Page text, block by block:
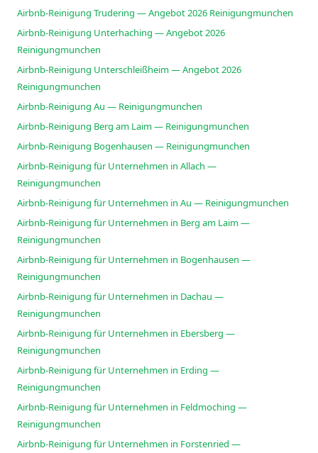
Airbnb-Reinigung Trudering — Angebot 2026 Reinigungmunchen
Airbnb-Reinigung Unterhaching — Angebot 2026
Reinigungmunchen
Airbnb-Reinigung Unterschleißheim — Angebot 2026
Reinigungmunchen
Airbnb-Reinigung Au — Reinigungmunchen
Airbnb-Reinigung Berg am Laim — Reinigungmunchen
Airbnb-Reinigung Bogenhausen — Reinigungmunchen
Airbnb-Reinigung für Unternehmen in Allach —
Reinigungmunchen
Airbnb-Reinigung für Unternehmen in Au — Reinigungmunchen
Airbnb-Reinigung für Unternehmen in Berg am Laim —
Reinigungmunchen
Airbnb-Reinigung für Unternehmen in Bogenhausen —
Reinigungmunchen
Airbnb-Reinigung für Unternehmen in Dachau —
Reinigungmunchen
Airbnb-Reinigung für Unternehmen in Ebersberg —
Reinigungmunchen
Airbnb-Reinigung für Unternehmen in Erding —
Reinigungmunchen
Airbnb-Reinigung für Unternehmen in Feldmoching —
Reinigungmunchen
Airbnb-Reinigung für Unternehmen in Forstenried —